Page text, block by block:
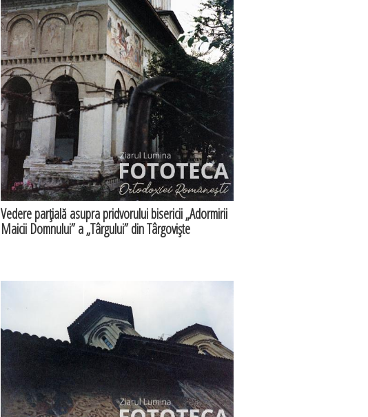
Vedere parţială asupra pridvorului bisericii „Adormirii
Maicii Domnului” a „Târgului” din Târgovişte